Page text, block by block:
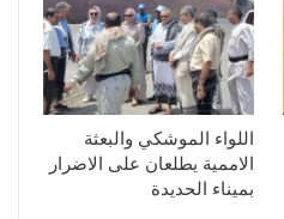
اللواء الموشكي والبعثة
الاممية يطلعان على الاضرار
بميناء الحديدة